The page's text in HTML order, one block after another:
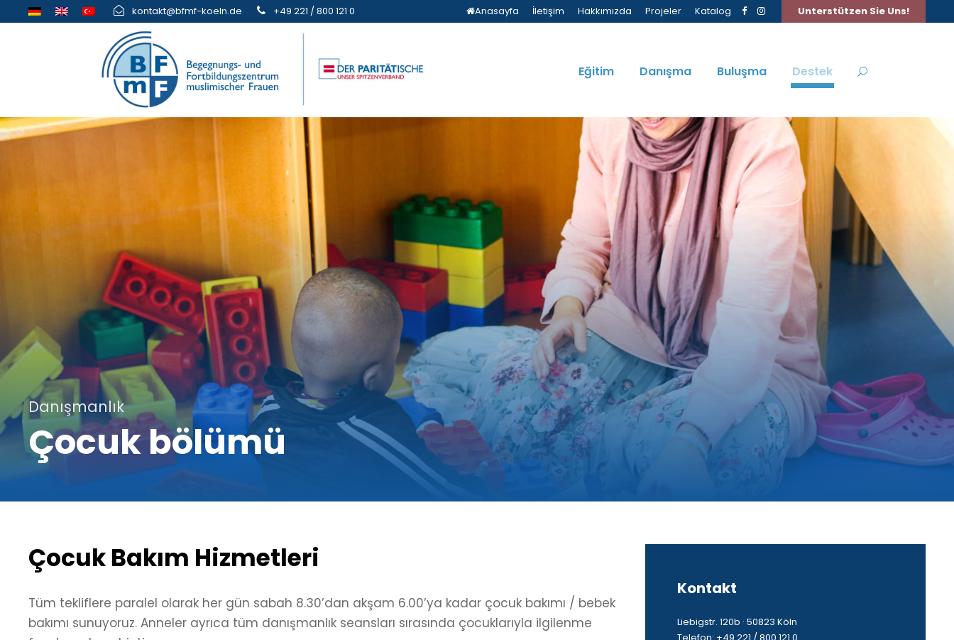
kontakt@bfmf-koeln.de +49 221 / 800 121 0 Anasayfa İletişim Hakkımızda Projeler Katalog Unterstützen Sie Uns!
Eğitim Danışma Buluşma Destek
Danışmanlık
Çocuk bölümü
Çocuk Bakım Hizmetleri
Tüm tekliflere paralel olarak her gün sabah 8.30’dan akşam 6.00’ya kadar çocuk bakımı / bebek
bakımı sunuyoruz. Anneler ayrıca tüm danışmanlık seansları sırasında çocuklarıyla ilgilenme
Kontakt
Liebigstr. 120b · 50823 Köln